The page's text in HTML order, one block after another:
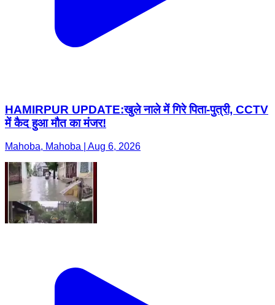
HAMIRPUR UPDATE:खुले नाले में गिरे पिता-पुत्री, CCTV
में कैद हुआ मौत का मंजर!
Mahoba, Mahoba | Aug 6, 2026